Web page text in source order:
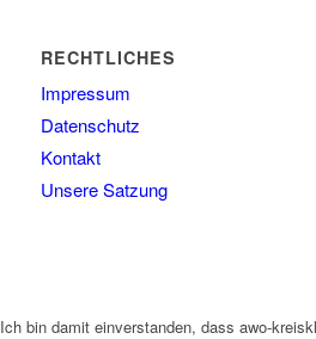
RECHTLICHES
Impressum
Datenschutz
Kontakt
Unsere Satzung
Ich bin damit einverstanden, dass awo-